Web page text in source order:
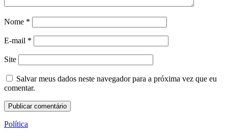
Nome *
E-mail *
Site
Salvar meus dados neste navegador para a próxima vez que eu
comentar.
Política